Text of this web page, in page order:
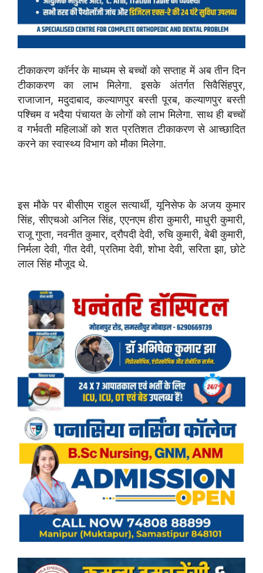
टीकाकरण कॉर्नर के माध्यम से बच्चों को सप्ताह में अब तीन दिन
टीकाकरण का लाभ मिलेगा. इसके अंतर्गत सिवैसिंहपुर,
राजाजान, मदुदाबाद, कल्याणपुर बस्ती पूरब, कल्याणपुर बस्ती
पश्चिम व भदैया पंचायत के लोगों को लाभ मिलेगा. साथ ही बच्चों
व गर्भवती महिलाओं को शत प्रतिशत टीकाकरण से आच्छादित
करने का स्वास्थ्य विभाग को मौका मिलेगा.
इस मौके पर बीसीएम राहुल सत्यार्थी, यूनिसेफ के अजय कुमार
सिंह, सीएचओ अनिल सिंह, एएनएम हीरा कुमारी, माधुरी कुमारी,
राजू गुप्ता, नवनीत कुमार, द्रौपदी देवी, रुचि कुमारी, बेबी कुमारी,
निर्मला देवी, गीत देवी, प्रतिमा देवी, शोभा देवी, सरिता झा, छोटे
लाल सिंह मौजूद थे.